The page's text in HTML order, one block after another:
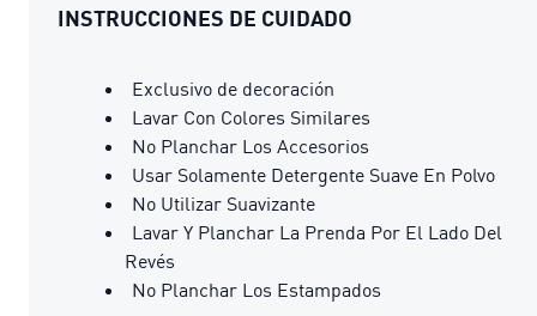
INSTRUCCIONES DE CUIDADO
Exclusivo de decoración
Lavar Con Colores Similares
No Planchar Los Accesorios
Usar Solamente Detergente Suave En Polvo
No Utilizar Suavizante
Lavar Y Planchar La Prenda Por El Lado Del
Revés
No Planchar Los Estampados